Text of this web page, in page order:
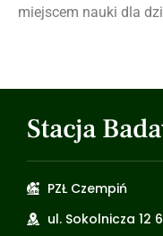
miejscem nauki dla
Stacja
PZŁ Czempiń
ul. Sokolnicza 12